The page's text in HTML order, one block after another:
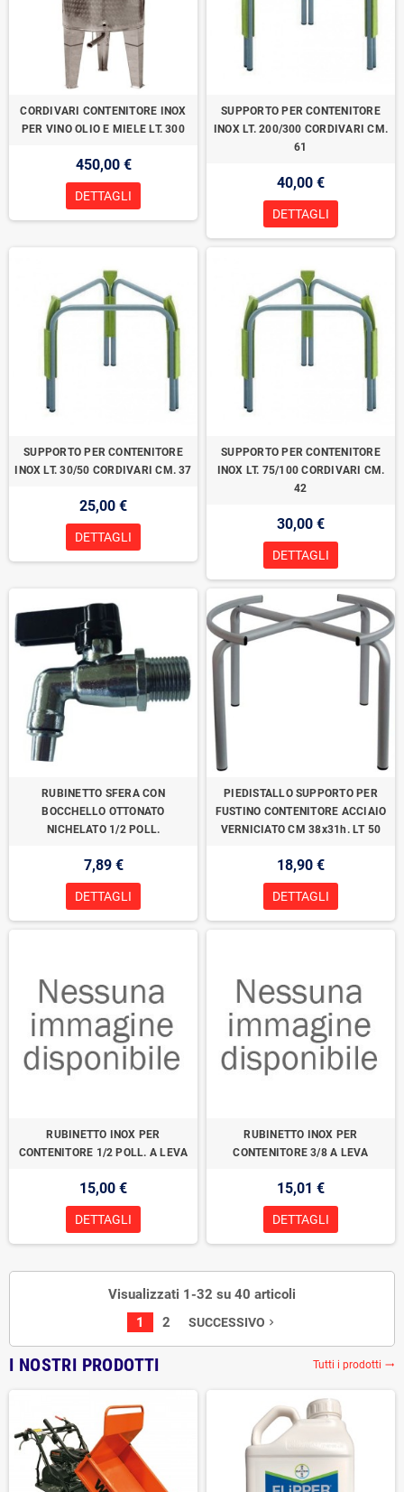
CORDIVARI CONTENITORE INOX
PER VINO OLIO E MIELE LT. 300
450,00 €
DETTAGLI
SUPPORTO PER CONTENITORE
INOX LT. 200/300 CORDIVARI CM.
61
40,00 €
DETTAGLI
SUPPORTO PER CONTENITORE
INOX LT. 30/50 CORDIVARI CM. 37
25,00 €
DETTAGLI
SUPPORTO PER CONTENITORE
INOX LT. 75/100 CORDIVARI CM.
42
30,00 €
DETTAGLI
RUBINETTO SFERA CON
BOCCHELLO OTTONATO
NICHELATO 1/2 POLL.
7,89 €
DETTAGLI
PIEDISTALLO SUPPORTO PER
FUSTINO CONTENITORE ACCIAIO
VERNICIATO CM 38x31h. LT 50
18,90 €
DETTAGLI
RUBINETTO INOX PER
CONTENITORE 1/2 POLL. A LEVA
15,00 €
DETTAGLI
RUBINETTO INOX PER
CONTENITORE 3/8 A LEVA
15,01 €
DETTAGLI
Visualizzati 1-32 su 40 articoli
1
2 SUCCESSIVO navigate_next
I NOSTRI PRODOTTI Tutti i prodotti trending_flat